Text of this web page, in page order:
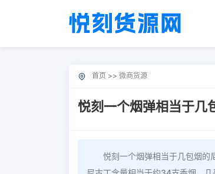
首页 >> 微商货源
悦刻一个烟弹相当于几
悦刻一个烟弹相当于几包烟的